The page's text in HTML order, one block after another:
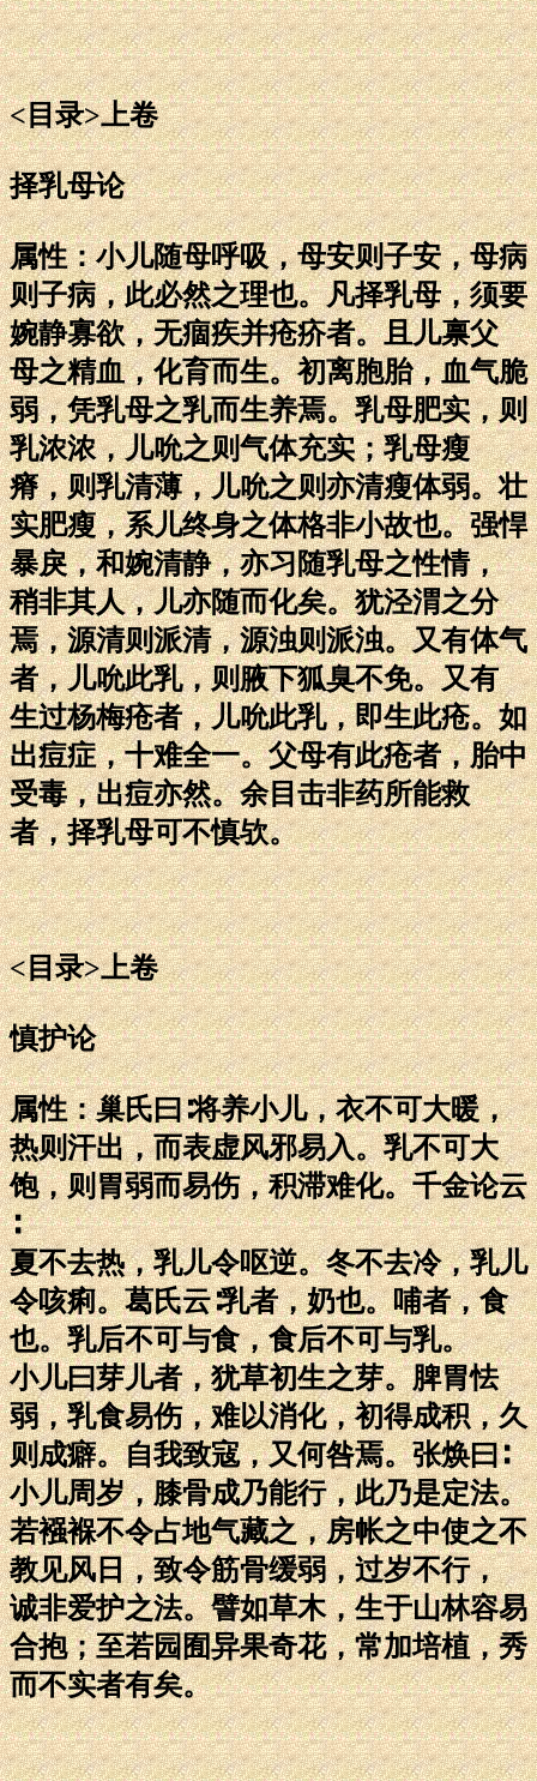
<目录>上卷
择乳母论
属性：小儿随母呼吸，母安则子安，母病
则子病，此必然之理也。凡择乳母，须要
婉静寡欲，无痼疾并疮疥者。且儿禀父
母之精血，化育而生。初离胞胎，血气脆
弱，凭乳母之乳而生养焉。乳母肥实，则
乳浓浓，儿吮之则气体充实；乳母瘦
瘠，则乳清薄，儿吮之则亦清瘦体弱。壮
实肥瘦，系儿终身之体格非小故也。强悍
暴戾，和婉清静，亦习随乳母之性情，
稍非其人，儿亦随而化矣。犹泾渭之分
焉，源清则派清，源浊则派浊。又有体气
者，儿吮此乳，则腋下狐臭不免。又有
生过杨梅疮者，儿吮此乳，即生此疮。如
出痘症，十难全一。父母有此疮者，胎中
受毒，出痘亦然。余目击非药所能救
者，择乳母可不慎欤。
<目录>上卷
慎护论
属性：巢氏曰∶将养小儿，衣不可大暖，
热则汗出，而表虚风邪易入。乳不可大
饱，则胃弱而易伤，积滞难化。千金论云
∶
夏不去热，乳儿令呕逆。冬不去冷，乳儿
令咳痢。葛氏云∶乳者，奶也。哺者，食
也。乳后不可与食，食后不可与乳。
小儿曰芽儿者，犹草初生之芽。脾胃怯
弱，乳食易伤，难以消化，初得成积，久
则成癖。自我致寇，又何咎焉。张焕曰∶
小儿周岁，膝骨成乃能行，此乃是定法。
若襁褓不令占地气藏之，房帐之中使之不
教见风日，致令筋骨缓弱，过岁不行，
诚非爱护之法。譬如草木，生于山林容易
合抱；至若园囿异果奇花，常加培植，秀
而不实者有矣。